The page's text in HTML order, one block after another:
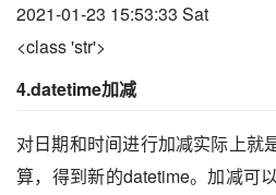
2021-01-23 15:53:33 Sat
<class 'str'>
4.datetime加减
对日期和时间进行加减实际上就
算，得到新的datetime。加减可